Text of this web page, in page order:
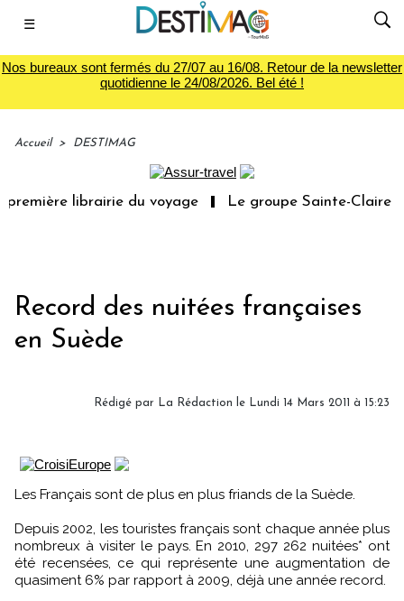
☰
Nos bureaux sont fermés du 27/07 au 16/08. Retour de la newsletter
quotidienne le 24/08/2026. Bel été !
Accueil > DESTIMAG
librairie du voyage Le groupe Sainte-Claire
Record des nuitées françaises
en Suède
Rédigé par La Rédaction le Lundi 14 Mars 2011 à 15:23
Les Français sont de plus en plus friands de la Suède.
Depuis 2002, les touristes français sont chaque année plus
nombreux à visiter le pays. En 2010, 297 262 nuitées* ont
été recensées, ce qui représente une augmentation de
quasiment 6% par rapport à 2009, déjà une année record.